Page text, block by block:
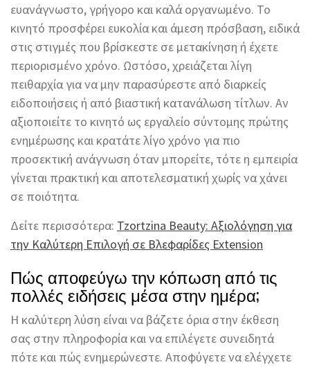
ευανάγνωστο, γρήγορο και καλά οργανωμένο. Το
κινητό προσφέρει ευκολία και άμεση πρόσβαση, ειδικά
στις στιγμές που βρίσκεστε σε μετακίνηση ή έχετε
περιορισμένο χρόνο. Ωστόσο, χρειάζεται λίγη
πειθαρχία για να μην παρασύρεστε από διαρκείς
ειδοποιήσεις ή από βιαστική κατανάλωση τίτλων. Αν
αξιοποιείτε το κινητό ως εργαλείο σύντομης πρώτης
ενημέρωσης και κρατάτε λίγο χρόνο για πιο
προσεκτική ανάγνωση όταν μπορείτε, τότε η εμπειρία
γίνεται πρακτική και αποτελεσματική χωρίς να χάνει
σε ποιότητα.
Δείτε περισσότερα: Tzortzina Beauty: Αξιολόγηση για
την Καλύτερη Επιλογή σε Βλεφαρίδες Extension
Πώς αποφεύγω την κόπωση από τις
πολλές ειδήσεις μέσα στην ημέρα;
Η καλύτερη λύση είναι να βάζετε όρια στην έκθεση
σας στην πληροφορία και να επιλέγετε συνειδητά
πότε και πώς ενημερώνεστε. Αποφύγετε να ελέγχετε